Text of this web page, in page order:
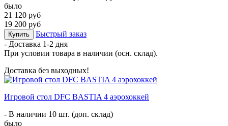
было
21 120 руб
19 200 руб
Купить
Быстрый заказ
- Доставка 1-2 дня
При условии товара в наличии (осн. склад).
Доставка без выходных!
Игровой стол DFC BASTIA 4 аэрохоккей
- В наличии 10 шт. (доп. склад)
было